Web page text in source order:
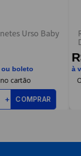
Urso Baby
ou boleto
＋ COMPRAR
à